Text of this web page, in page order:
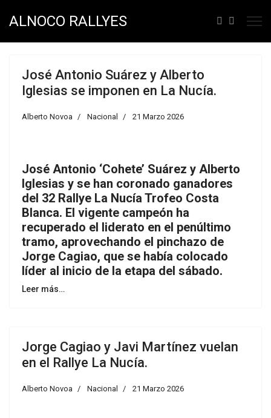
ALNOCO RALLYES
José Antonio Suárez y Alberto
Iglesias se imponen en La Nucía.
Alberto Novoa Nacional 21 Marzo 2026
José Antonio ‘Cohete’ Suárez y Alberto
Iglesias y se han coronado ganadores
del 32 Rallye La Nucía Trofeo Costa
Blanca. El vigente campeón ha
recuperado el liderato en el penúltimo
tramo, aprovechando el pinchazo de
Jorge Cagiao, que se había colocado
líder al inicio de la etapa del sábado.
Leer más…
Jorge Cagiao y Javi Martínez vuelan
en el Rallye La Nucía.
Alberto Novoa Nacional 21 Marzo 2026